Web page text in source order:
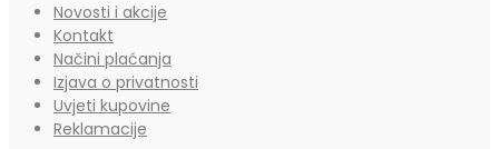
Novosti i akcije
Kontakt
Načini plaćanja
Izjava o privatnosti
Uvjeti kupovine
Reklamacije